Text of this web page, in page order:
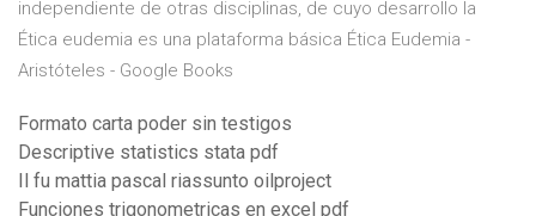
independiente de otras disciplinas, de cuyo desarrollo la
Ética eudemia es una plataforma básica Ética Eudemia -
Aristóteles - Google Books
Formato carta poder sin testigos
Descriptive statistics stata pdf
Il fu mattia pascal riassunto oilproject
Funciones trigonometricas en excel pdf